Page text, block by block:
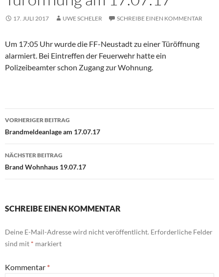
17. JULI 2017 UWE SCHELER SCHREIBE EINEN KOMMENTAR
Um 17:05 Uhr wurde die FF-Neustadt zu einer Türöffnung
alarmiert. Bei Eintreffen der Feuerwehr hatte ein
Polizeibeamter schon Zugang zur Wohnung.
Beitragsnavigation
VORHERIGER BEITRAG
Brandmeldeanlage am 17.07.17
NÄCHSTER BEITRAG
Brand Wohnhaus 19.07.17
SCHREIBE EINEN KOMMENTAR
Deine E-Mail-Adresse wird nicht veröffentlicht. Erforderliche Felder
sind mit * markiert
Kommentar *